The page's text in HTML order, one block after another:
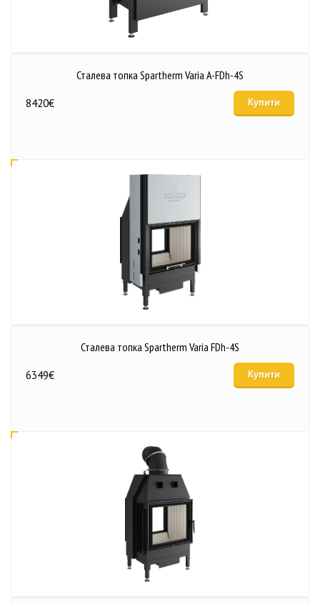
Сталева топка Spartherm Varia A-FDh-4S
8420€ Купити
Сталева топка Spartherm Varia FDh-4S
6349€ Купити